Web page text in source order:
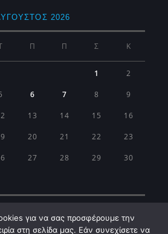
2026
Π Π Σ Κ
1 2
6 7 8 9
13 14 15 16
20 21 22 23
27 28 29 30
για να σας προσφέρουμε την
στη σελίδα μας. Εάν συνεχίσετε να